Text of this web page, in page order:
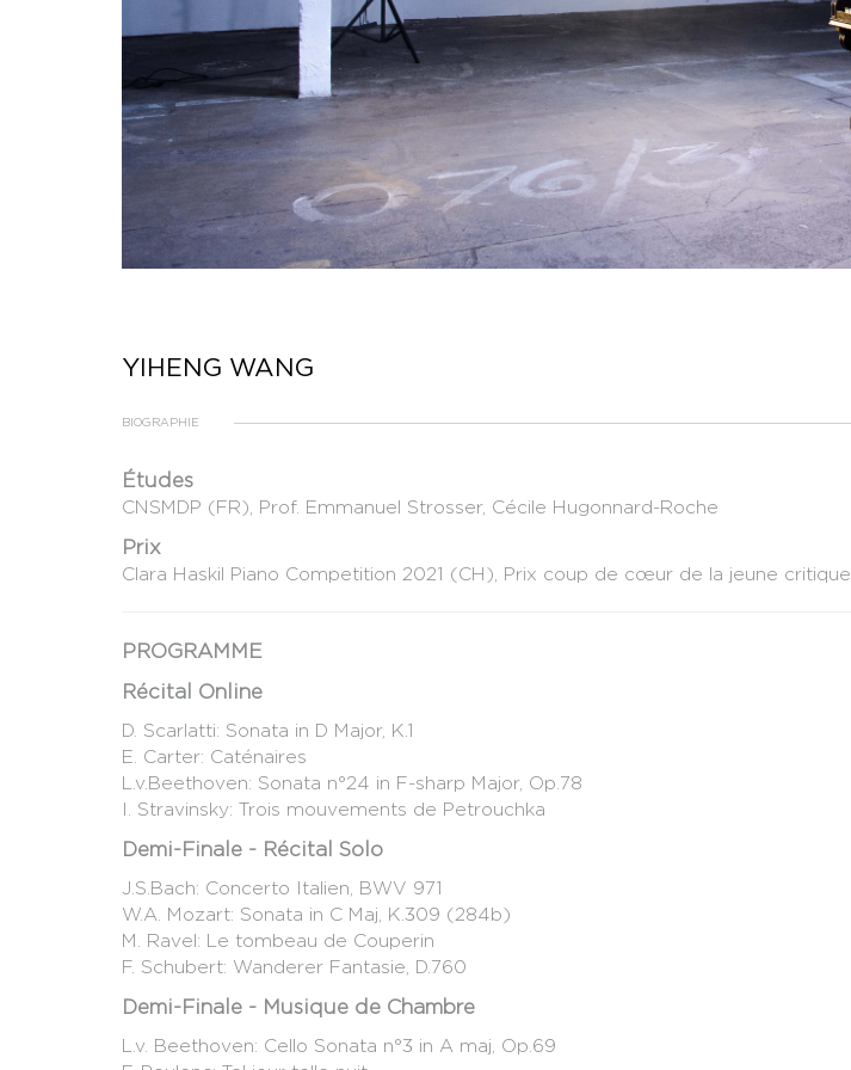
YIHENG WANG
BIOGRAPHIE
Études
CNSMDP (FR), Prof. Emmanuel Strosser, Cécile Hugonnard-Roche
Prix
Clara Haskil Piano Competition 2021 (CH), Prix coup de cœur de la jeune critique
PROGRAMME
Récital Online
D. Scarlatti: Sonata in D Major, K.1
​E. Carter: Caténaires
L.v.Beethoven: Sonata n°24 in F-sharp Major, Op.78
I. Stravinsky: Trois mouvements de Petrouchka
Demi-Finale - Récital Solo
J.S.Bach: Concerto Italien, BWV 971
W.A. Mozart: Sonata in C Maj, K.309 (284b)
M. Ravel: Le tombeau de Couperin
F. Schubert: Wanderer Fantasie, D.760
Demi-Finale - Musique de Chambre
L.v. Beethoven: Cello Sonata n°3 in A maj, Op.69